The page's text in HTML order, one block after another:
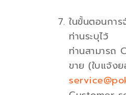
ในขั้นตอนกา
ท่านระบุไว้
ท่านสามารถ
ขาย (ใบแจ้ง